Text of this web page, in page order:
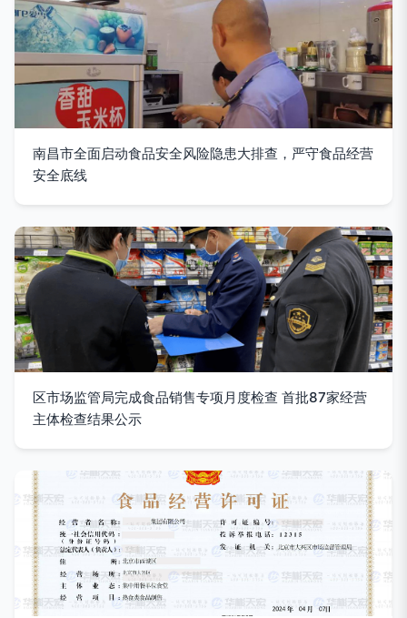
南昌市全面启动食品安全风险隐患大排查，严守食品经营
安全底线
区市场监管局完成食品销售专项月度检查 首批87家经营
主体检查结果公示